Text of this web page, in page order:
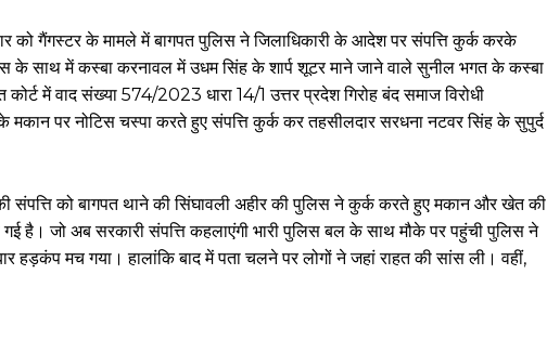
गैंगस्टर के मामले में बागपत पुलिस ने जिलाधिकारी के आदेश पर संपत्ति कुर्क करके
के साथ में कस्बा करनावल में उधम सिंह के शार्प शूटर माने जाने वाले सुनील भगत के कस्बा
में वाद संख्या 574/2023 धारा 14/1 उत्तर प्रदेश गिरोह बंद समाज विरोधी
पर नोटिस चस्पा करते हुए संपत्ति कुर्क कर तहसीलदार सरधना नटवर सिंह के सुपुर्द
को बागपत थाने की सिंघावली अहीर की पुलिस ने कुर्क करते हुए मकान और खेत की
है। जो अब सरकारी संपत्ति कहलाएंगी भारी पुलिस बल के साथ मौके पर पहुंची पुलिस ने
हड़कंप मच गया। हालांकि बाद में पता चलने पर लोगों ने जहां राहत की सांस ली। वहीं,